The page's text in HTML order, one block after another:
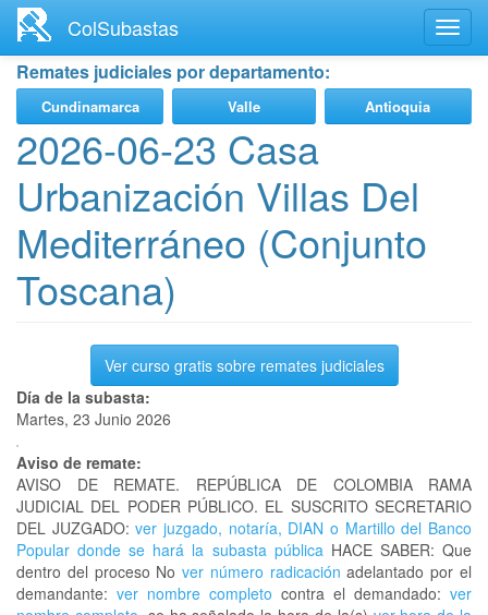
contenido
principal
ColSubastas
Remates judiciales por departamento:
Cundinamarca Valle Antioquia
2026-06-23 Casa
Urbanización Villas Del
Mediterráneo (Conjunto
Toscana)
Ver curso gratis sobre remates judiciales
Día de la subasta:
Martes, 23 Junio 2026
Aviso de remate:
AVISO DE REMATE. REPÚBLICA DE COLOMBIA RAMA
JUDICIAL DEL PODER PÚBLICO. EL SUSCRITO SECRETARIO
DEL JUZGADO: ver juzgado, notaría, DIAN o Martillo del Banco
Popular donde se hará la subasta públicaHACE SABER: Que
dentro del proceso Nover número radicación adelantado por el
demandante: ver nombre completo contra el demandado: ver